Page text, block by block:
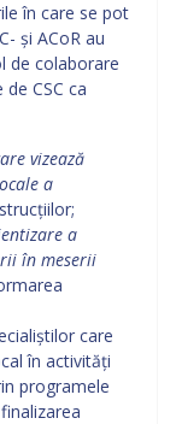
în care se pot
și ACoR au
de colaborare
CSC ca
vizează
a
a
în meserii
care
în activități
programele